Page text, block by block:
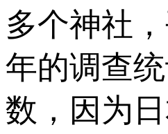
多个神社
年的调查
数，因为